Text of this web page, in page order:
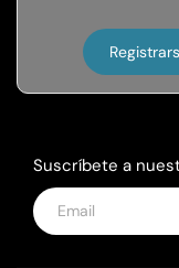
Suscríbete a
Introduce
tu